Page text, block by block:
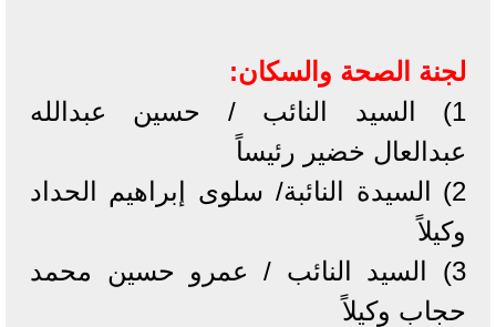
لجنة الصحة والسكان:
1) السيد النائب / حسين عبدالله
عبدالعال خضير رئيساً
2) السيدة النائبة/ سلوى إبراهيم الحداد
وكيلاً
3) السيد النائب / عمرو حسين محمد
حجاب وكيلاً